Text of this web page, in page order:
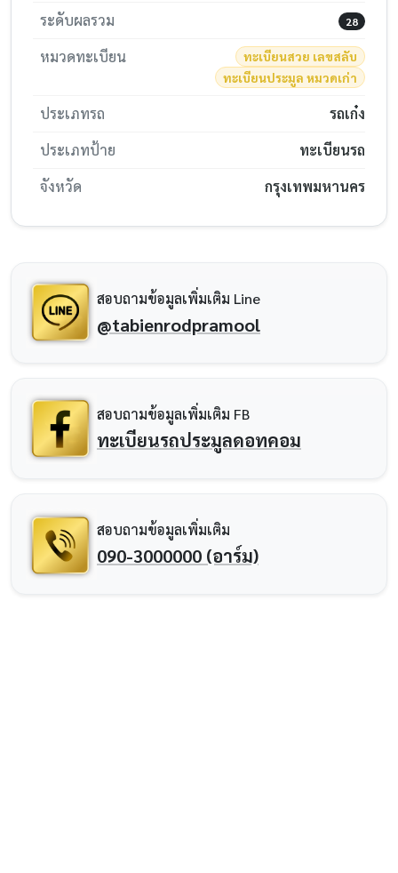
ระดับผลรวม 28
หมวดทะเบียน
ทะเบียนสวย เลขสลับ
ทะเบียนประมูล หมวดเก่า
ประเภทรถ
รถเก๋ง
ประเภทป้าย
ทะเบียนรถ
จังหวัด
กรุงเทพมหานคร
สอบถามข้อมูลเพิ่มเติม Line
@tabienrodpramool
สอบถามข้อมูลเพิ่มเติม FB
ทะเบียนรถประมูลดอทคอม
สอบถามข้อมูลเพิ่มเติม
090-3000000 (อาร์ม)